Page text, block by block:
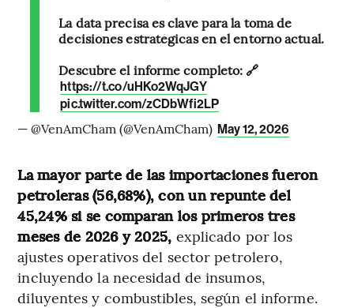
La data precisa es clave para la toma de
decisiones estratégicas en el entorno actual.
Descubre el informe completo: 🔗
https://t.co/uHKo2WqJGY
pic.twitter.com/zCDbWfi2LP
— @VenAmCham (@VenAmCham) May 12, 2026
La mayor parte de las importaciones fueron
petroleras (56,68%), con un repunte del
45,24% si se comparan los primeros tres
meses de 2026 y 2025, explicado por los
ajustes operativos del sector petrolero,
incluyendo la necesidad de insumos,
diluyentes y combustibles, según el informe.